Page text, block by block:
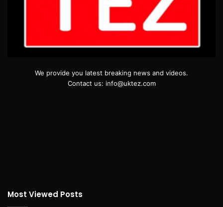
We provide you latest breaking news and videos.
Contact us: info@uktez.com
Most Viewed Posts